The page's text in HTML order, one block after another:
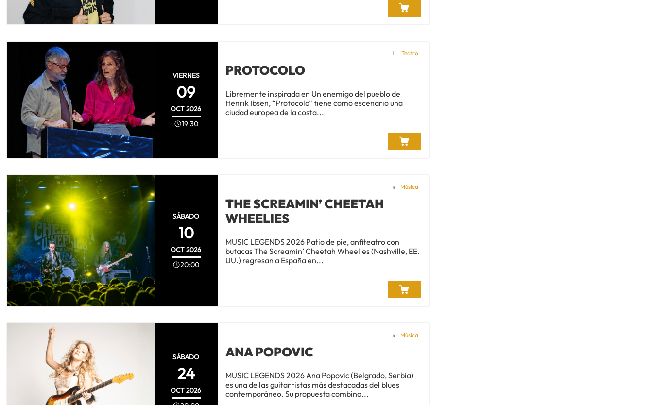
VIERNES
09
OCT2026
19:30
Teatro
PROTOCOLO
Libremente inspirada en Un enemigo del pueblo de
Henrik Ibsen, “Protocolo” tiene como escenario una
ciudad europea de la costa...
SÁBADO
10
OCT2026
20:00
Música
THE SCREAMIN’ CHEETAH
WHEELIES
MUSIC LEGENDS 2026 Patio de pie, anfiteatro con
butacas The Screamin’ Cheetah Wheelies (Nashville, EE.
UU.) regresan a España en...
SÁBADO
24
OCT2026
Música
ANA POPOVIC
MUSIC LEGENDS 2026 Ana Popovic (Belgrado, Serbia)
es una de las guitarristas más destacadas del blues
contemporáneo. Su propuesta combina...